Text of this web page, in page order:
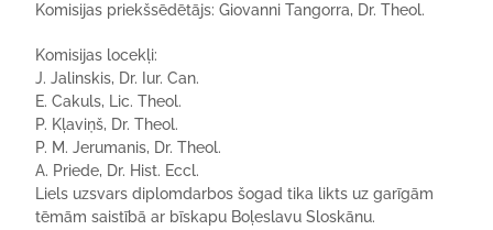
Komisijas priekšsēdētājs: Giovanni Tangorra, Dr. Theol.
Komisijas locekļi:
J. Jalinskis, Dr. Iur. Can.
E. Cakuls, Lic. Theol.
P. Kļaviņš, Dr. Theol.
P. M. Jerumanis, Dr. Theol.
A. Priede, Dr. Hist. Eccl.
Liels uzsvars diplomdarbos šogad tika likts uz garīgām
tēmām saistībā ar bīskapu Boļeslavu Sloskānu.